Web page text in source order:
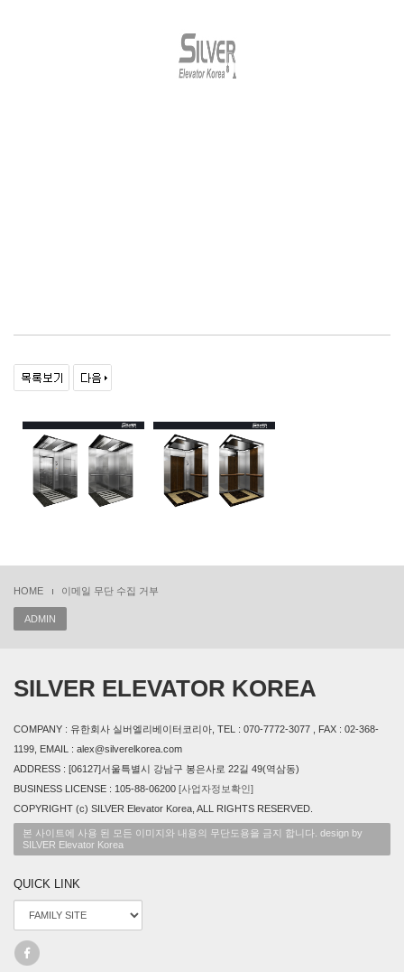
HOME 이메일 무단 수집 거부
ADMIN
SILVER ELEVATOR KOREA
COMPANY : 유한회사 실버엘리베이터코리아, TEL : 070-7772-3077 , FAX : 02-368-
1199, EMAIL : alex@silverelkorea.com
ADDRESS : [06127]서울특별시 강남구 봉은사로 22길 49(역삼동)
BUSINESS LICENSE : 105-88-06200 [사업자정보확인]
COPYRIGHT (c) SILVER Elevator Korea, ALL RIGHTS RESERVED.
본 사이트에 사용 된 모든 이미지와 내용의 무단도용을 금지 합니다. design by
SILVER Elevator Korea
QUICK LINK